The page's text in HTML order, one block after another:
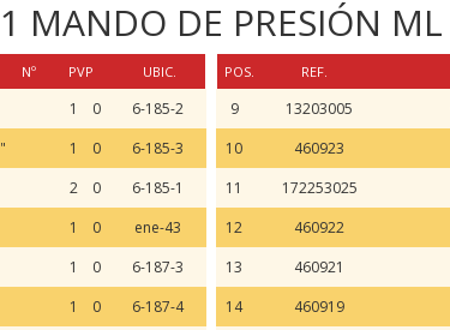
MANDO DE PRESIÓN ML
Nº PVP UBIC. POS. REF.
1 0
6-185-2
1 0
6-185-3
2 0
6-185-1
1 0
ene-43
1 0
6-187-3
1 0 6-187-4
9 13203005
10
460923
11
172253025
12
460922
13
460921
14
460919